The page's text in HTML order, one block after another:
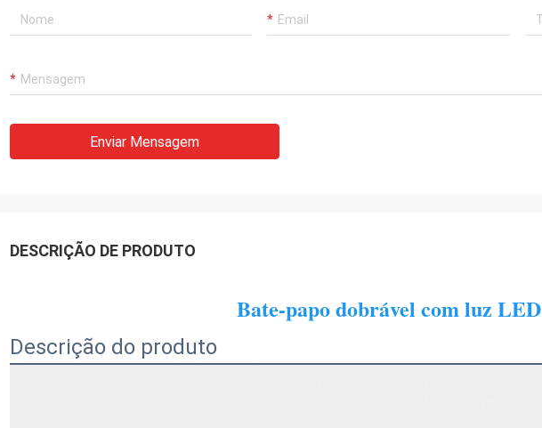
Enviar Mensagem
DESCRIÇÃO DE PRODUTO
Bate-papo dobrável com luz LED
Descrição do produto